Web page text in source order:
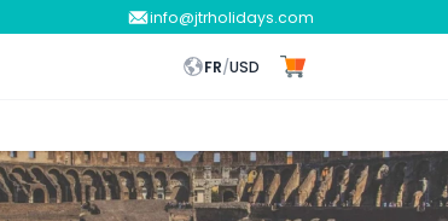
info@jtrholidays.com
FR/USD